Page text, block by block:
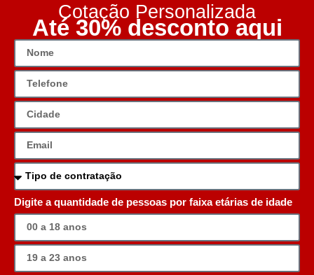
Cotação Personalizada
Até 30% desconto aqui
Digite a quantidade de pessoas por faixa etárias de idade